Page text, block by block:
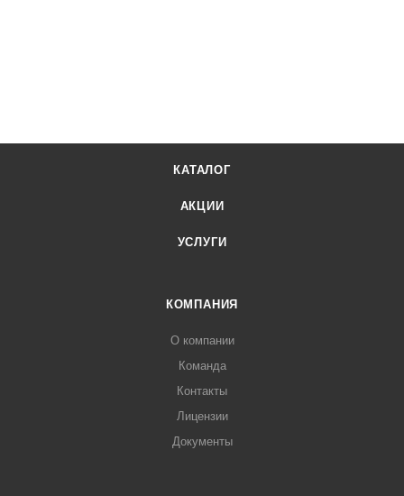
КАТАЛОГ
АКЦИИ
УСЛУГИ
КОМПАНИЯ
О компании
Команда
Контакты
Лицензии
Документы